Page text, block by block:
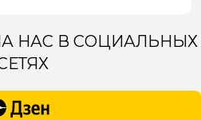
НАС В СОЦИАЛЬНЫХ